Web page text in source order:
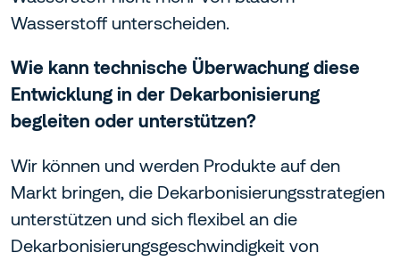
Wasserstoff unterscheiden.
Wie kann technische Überwachung diese
Entwicklung in der Dekarbonisierung
begleiten oder unterstützen?
Wir können und werden Produkte auf den
Markt bringen, die Dekarbonisierungsstrategien
unterstützen und sich flexibel an die
Dekarbonisierungsgeschwindigkeit von